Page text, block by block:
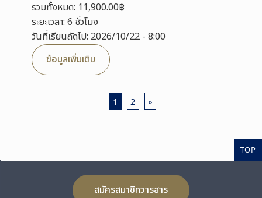
รวมทั้งหมด: 11,900.00฿
ระยะเวลา: 6 ชั่วโมง
วันที่เรียนถัดไป: 2026/10/22 - 8:00
ข้อมูลเพิ่มเติม
1 2 »
TOP
สมัครสมาชิกวารสาร